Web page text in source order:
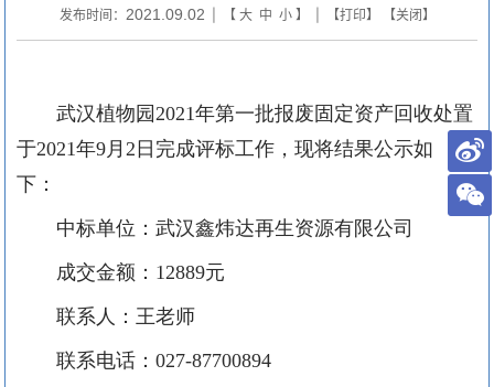
发布时间： 2021.09.02 | 【 大 中 小】 | 【打印】 【关闭】
武汉植物园 2021年第一批报废固定资产回收处置
于2021年9 月 2 日完成评标工作，现将结果公示如
下：
中标单位：武汉鑫炜达再生资源有限公司
成交金额： 12889元
联系人：王老师
联系电话： 027-87700894